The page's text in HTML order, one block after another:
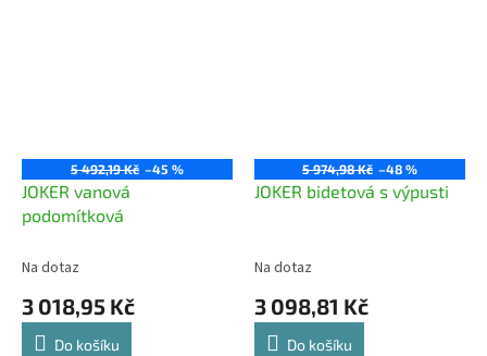
5 492,19 Kč –45 %
JOKER vanová
podomítková
Na dotaz
3 018,95 Kč
Do košíku
5 974,98 Kč –48 %
JOKER bidetová s výpusti
Na dotaz
3 098,81 Kč
Do košíku